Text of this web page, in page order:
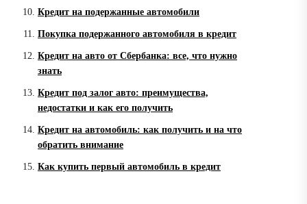
Кредит на подержанные автомобили
Покупка подержанного автомобиля в кредит
Кредит на авто от Сбербанка: все, что нужно
знать
Кредит под залог авто: преимущества,
недостатки и как его получить
Кредит на автомобиль: как получить и на что
обратить внимание
Как купить первый автомобиль в кредит